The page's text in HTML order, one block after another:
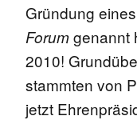
Gründung
Forumgenannt
2010!
stammten von
jetzt